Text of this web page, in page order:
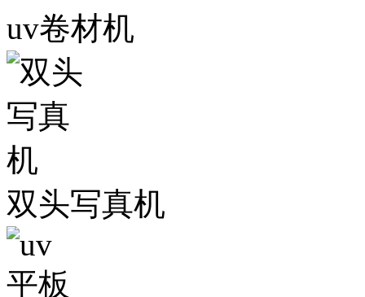
uv卷材机
双头写真机